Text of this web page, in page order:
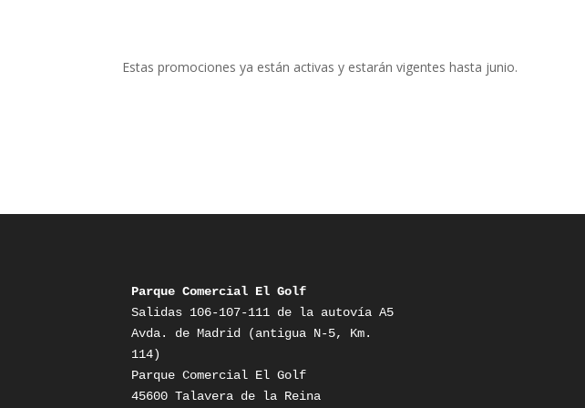
Estas promociones ya están activas y estarán vigentes hasta junio.
Parque Comercial El Golf
Salidas 106-107-111 de la autovía A5
Avda. de Madrid (antigua N-5, Km.
114)
Parque Comercial El Golf